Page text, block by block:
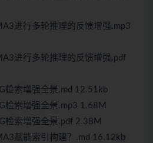
进行多轮推理的反馈增强.mp3
进行多轮推理的反馈增强.pdf
检索增强全景.md 12.51kb
检索增强全景.mp3 1.68M
检索增强全景.pdf 2.38M
赋能索引构建？.md 16.12kb